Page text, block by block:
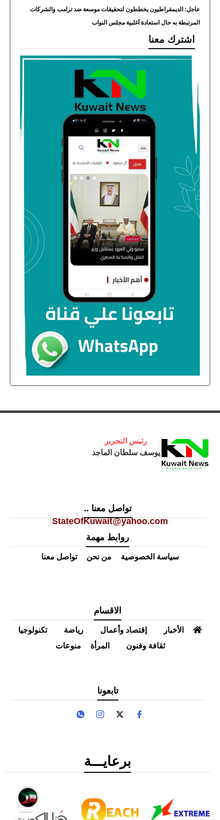
عاجل: الديمقراطيون يخططون لتحقيقات موسعة ضد ترامب والشركات
المرتبطة به حال استعادة أغلبية مجلس النواب
اشترك معنا
رئيس التحرير
يوسف سلطان الماجد
تواصل معنا ..
StateOfKuwait@yahoo.com
روابط مهمة
سياسة الخصوصية من نحن تواصل معنا
الاقسام
الأخبار إقتصاد وأعمال رياضة
تكنولوجيا
ثقافة وفنون
المرأة منوعات
تابعونا
برعايـــة